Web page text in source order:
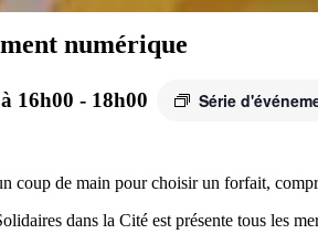
numérique
16h00 - 18h00 Série
coup de main pour choisir un forfait,
dans la Cité est présente tous les